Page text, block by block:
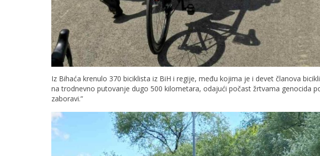
Iz Bihaća krenulo 370 biciklista iz BiH i regije, među kojima je i devet članova
na trodnevno putovanje dugo 500 kilometara, odajući počast žrtvama genocida
zaboravi.”